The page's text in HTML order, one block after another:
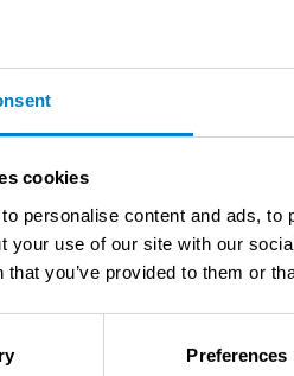
cookies
personalise content and ads,
your use of our site with our
that you’ve provided to them or
Preferences